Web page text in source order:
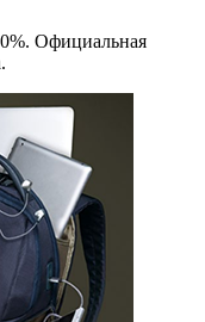
Официальная